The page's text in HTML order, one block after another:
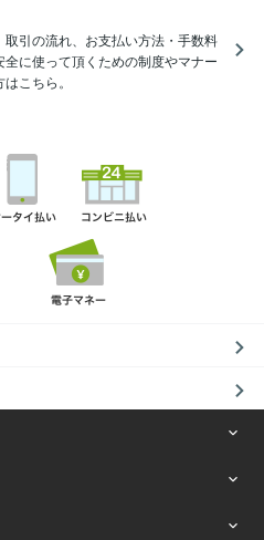
引の流れ、お支払い方法・手数料
に使って頂くための制度やマナー
こちら。